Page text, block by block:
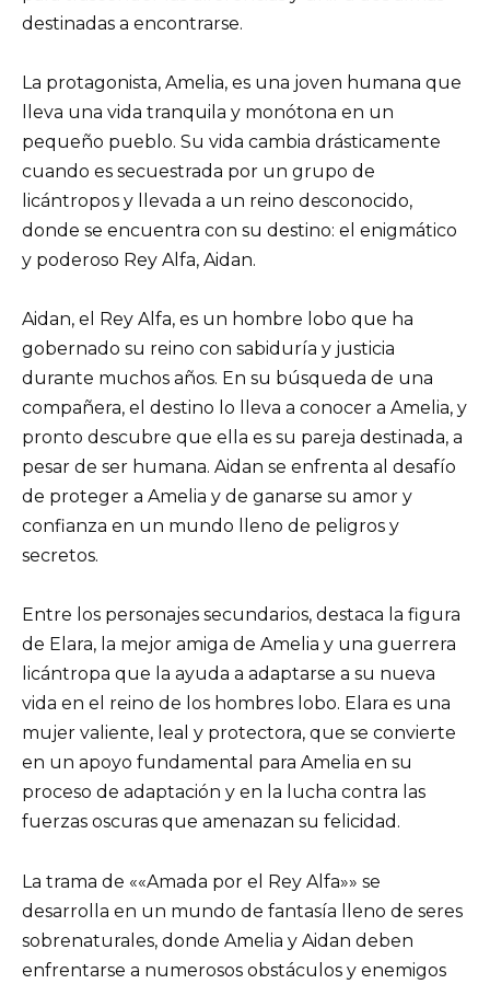
destinadas a encontrarse.
La protagonista, Amelia, es una joven humana que
lleva una vida tranquila y monótona en un
pequeño pueblo. Su vida cambia drásticamente
cuando es secuestrada por un grupo de
licántropos y llevada a un reino desconocido,
donde se encuentra con su destino: el enigmático
y poderoso Rey Alfa, Aidan.
Aidan, el Rey Alfa, es un hombre lobo que ha
gobernado su reino con sabiduría y justicia
durante muchos años. En su búsqueda de una
compañera, el destino lo lleva a conocer a Amelia, y
pronto descubre que ella es su pareja destinada, a
pesar de ser humana. Aidan se enfrenta al desafío
de proteger a Amelia y de ganarse su amor y
confianza en un mundo lleno de peligros y
secretos.
Entre los personajes secundarios, destaca la figura
de Elara, la mejor amiga de Amelia y una guerrera
licántropa que la ayuda a adaptarse a su nueva
vida en el reino de los hombres lobo. Elara es una
mujer valiente, leal y protectora, que se convierte
en un apoyo fundamental para Amelia en su
proceso de adaptación y en la lucha contra las
fuerzas oscuras que amenazan su felicidad.
La trama de ««Amada por el Rey Alfa»» se
desarrolla en un mundo de fantasía lleno de seres
sobrenaturales, donde Amelia y Aidan deben
enfrentarse a numerosos obstáculos y enemigos